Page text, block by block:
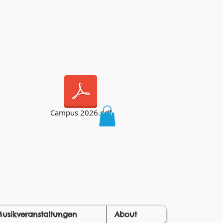
Campus 2026.pdf
About